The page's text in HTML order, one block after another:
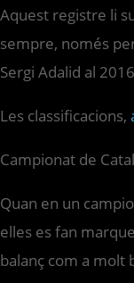
Aquest registre li
sempre, només
Sergi Adalid al
Les classificacions,
Campionat de
Quan en un
elles es fan
balanç com a molt